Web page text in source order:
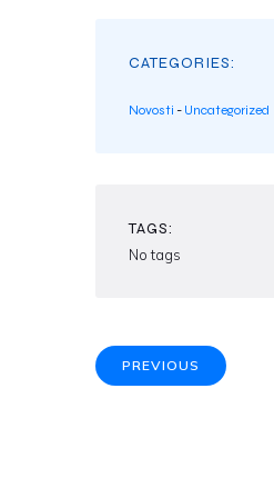
CATEGORIES:
Novosti - Uncategorized
TAGS:
No tags
PREVIOUS